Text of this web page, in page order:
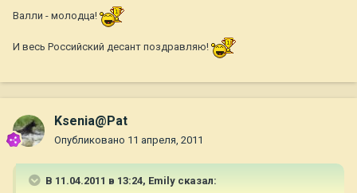
Валли - молодца!
И весь Российский десант поздравляю!
Ksenia@Pat
Опубликовано 11 апреля, 2011
В 11.04.2011 в 13:24, Emily сказал: